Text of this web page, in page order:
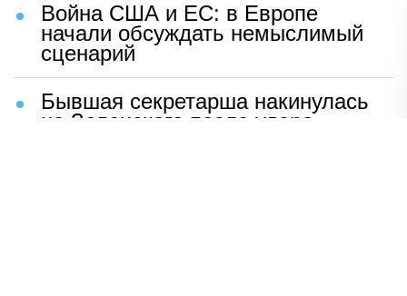
Война США и ЕС: в Европе
начали обсуждать немыслимый
сценарий
Бывшая секретарша накинулась
на Зеленского после удара